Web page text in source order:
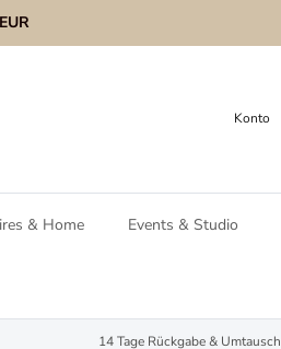
Konto
& Home Events & Studio
14 Tage Rückgabe & Umtausch